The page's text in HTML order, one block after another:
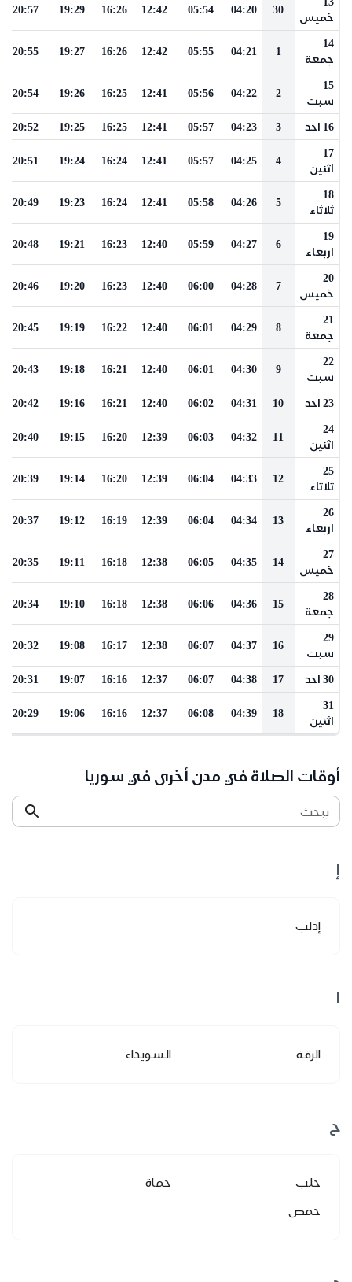
خميس
30
04:20
05:54
12:42
16:26
19:29
20:57
14
جمعة
1
04:21
05:55
12:42
16:26
19:27
20:55
15
سبت
2
04:22
05:56
12:41
16:25
19:26
20:54
16 احد 3
04:23
05:57
12:41
16:25
19:25
20:52
17
اثنين
4
04:25
05:57
12:41
16:24
19:24
20:51
18
ثلاثاء
5
04:26
05:58
12:41
16:24
19:23
20:49
19
اربعاء
6
04:27
05:59
12:40
16:23
19:21
20:48
20
خميس
7
04:28
06:00
12:40
16:23
19:20
20:46
21
جمعة
8
04:29
06:01
12:40
16:22
19:19
20:45
22
سبت
9
04:30
06:01
12:40
16:21
19:18
20:43
23 احد 10
04:31
06:02
12:40
16:21
19:16
20:42
24
اثنين
11
04:32
06:03
12:39
16:20
19:15
20:40
25
ثلاثاء
12
04:33
06:04
12:39
16:20
19:14
20:39
26
اربعاء
13
04:34
06:04
12:39
16:19
19:12
20:37
27
خميس
14
04:35
06:05
12:38
16:18
19:11
20:35
28
جمعة
15
04:36
06:06
12:38
16:18
19:10
20:34
29
سبت
16
04:37
06:07
12:38
16:17
19:08
20:32
30 احد 17
04:38
06:07
12:37
16:16
19:07
20:31
31
اثنين
18
04:39
06:08
12:37
16:16
19:06
20:29
أوقات الصلاة في مدن أخرى في سوريا
يبحث
إ
إدلب
ا
الرقة السويداء
ح
حلب
حماة
حمص